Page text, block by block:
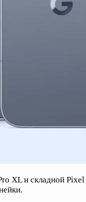
XL и складной